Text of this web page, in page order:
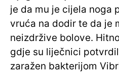
je da mu je cijela noga
vruća na dodir te da je
neizdržive bolove.
gdje su liječnici
zaražen bakterijom